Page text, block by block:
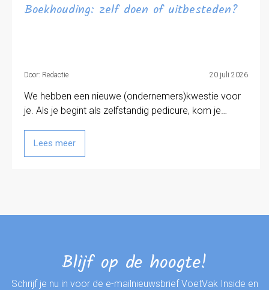
Boekhouding: zelf doen of uitbesteden?
Door: Redactie 20 juli 2026
We hebben een nieuwe (ondernemers)kwestie voor
je. Als je begint als zelfstandig pedicure, kom je…
Lees meer
Blijf op de hoogte!
Schrijf je nu in voor de e-mailnieuwsbrief VoetVak Inside en